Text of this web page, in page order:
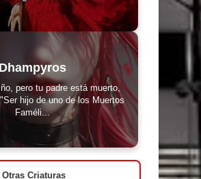
Dhampyros
pero tu padre está muerto,
hijo de uno de los Muertos
Faméli...
Otras Criaturas